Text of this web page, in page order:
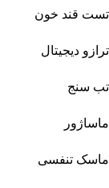
تست قند خون
ترازو دیجیتال
تب سنج
ماساژور
ماسک تنفسی